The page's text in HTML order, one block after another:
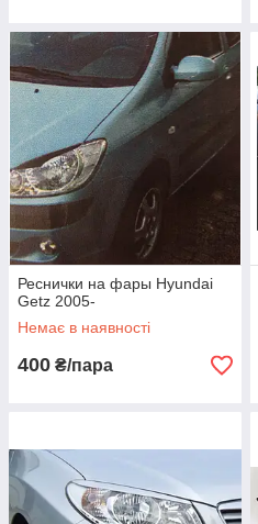
Реснички на фары Hyundai
Getz 2005-
Немає в наявності
400 ₴/пара